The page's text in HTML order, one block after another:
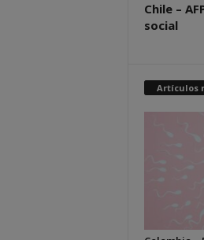
Chile –
social
Artículos